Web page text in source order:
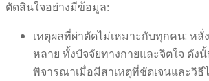
ตัดสินใจอย่างมีข้อมูล:
เหตุผลที่ผ่าตัดไม่เหมาะกับทุกคน: หลั่
หลาย ทั้งปัจจัยทางกายและจิตใจ ดัง
พิจารณาเมื่อมีสาเหตุที่ชัดเจนและวิธี